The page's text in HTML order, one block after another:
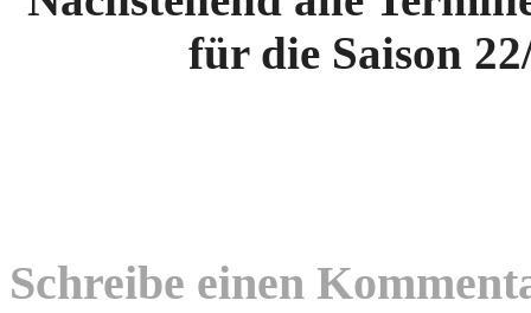
für die Saison
Schreibe einen